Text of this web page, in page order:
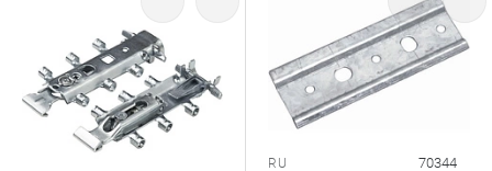
RU 70344